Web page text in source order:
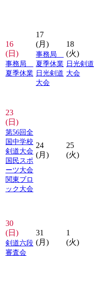
16
(日)
事務局
夏季休業
17
(月)
事務局
夏季休業
日光剣道
大会
18
(火)
日光剣道
大会
23
(日)
第56回全
国中学校
剣道大会
国民スポ
ーツ大会
関東ブロ
ック大会
24
(月)
25
(火)
30
(日)
剣道六段
審査会
31
(月)
1
(火)